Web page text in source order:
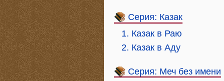
Серия: Казак
1. Казак в Раю
2. Казак в Аду
Серия: Меч без имени